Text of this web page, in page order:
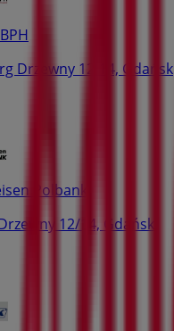
Drzewny 12-14, Gdańsk
Polbank
12/14, Gdańsk